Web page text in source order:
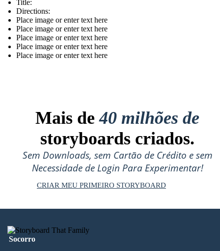
Title:
Directions:
Place image or enter text here
Place image or enter text here
Place image or enter text here
Place image or enter text here
Place image or enter text here
Mais de40 milhões de
storyboards criados.
Sem Downloads, sem Cartão de Crédito e sem
Necessidade de Login Para Experimentar!
CRIAR MEU PRIMEIRO STORYBOARD
Socorro